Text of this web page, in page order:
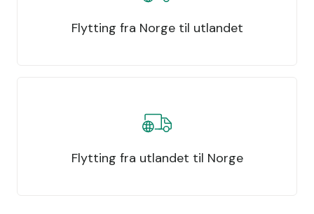
Flytting fra Norge til utlandet
Flytting fra utlandet til Norge